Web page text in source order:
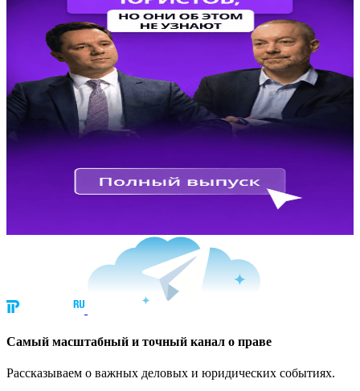
Cамый масштабный и точный канал о праве
Рассказываем о важных деловых и юридических событиях.